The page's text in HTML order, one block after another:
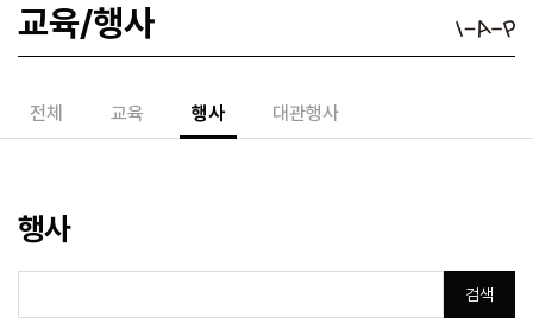
교육/행사
전체 교육 행사 대관행사
행사
검색